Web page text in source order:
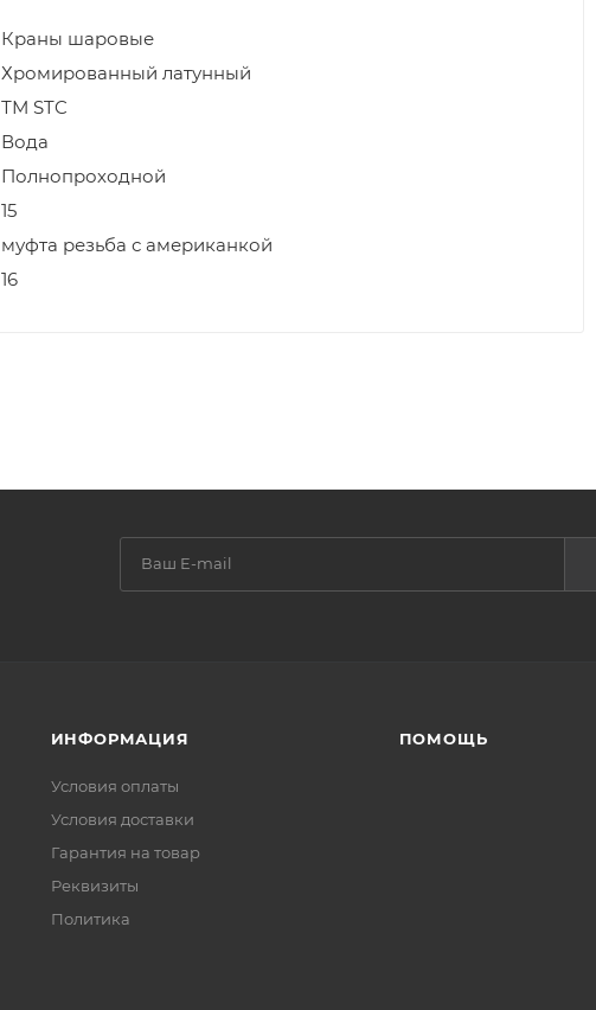
Краны шаровые
Хромированный латунный
ТМ STC
Вода
Полнопроходной
15
муфта резьба с американкой
16
ИНФОРМАЦИЯ
Условия оплаты
Условия доставки
Гарантия на товар
Реквизиты
Политика
ПОМОЩЬ